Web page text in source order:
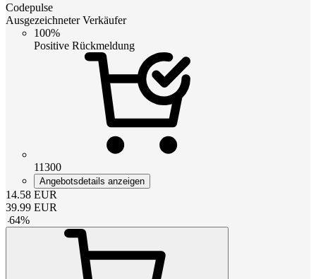
Codepulse
Ausgezeichneter Verkäufer
100%
Positive Rückmeldung
11300
Angebotsdetails anzeigen
14.58 EUR
39.99 EUR
-64%